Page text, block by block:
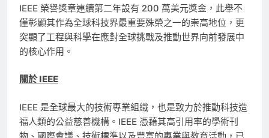
IEEE 榮譽獎章連續第二年設有 200 萬美元獎金，此舉不
僅彰顯其作為全球科技界最重要殊榮之一的崇高地位，更
突顯了工程與科學在應對全球挑戰及推動世界向前發展中
的核心作用。
關於 IEEE
IEEE 是全球最大的技術專業組織，也是致力於推動科技造
福人類的公益慈善機構。IEEE 憑藉其高引用率的學術刊